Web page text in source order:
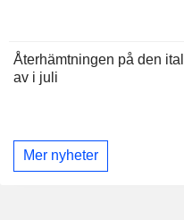
Återhämtningen på den
av i juli
Mer nyheter